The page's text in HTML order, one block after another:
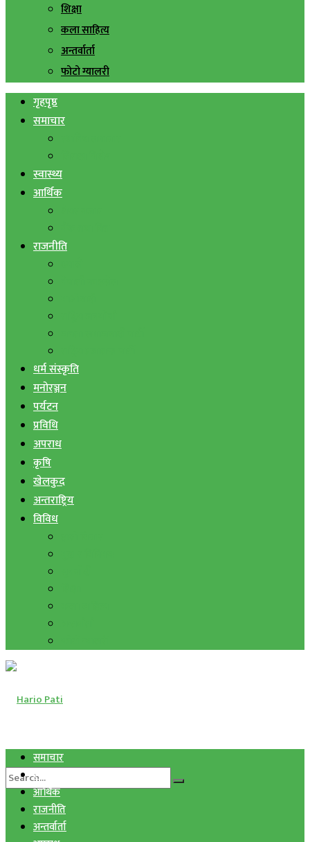
शिक्षा
कला साहित्य
अन्तर्वार्ता
फोटो ग्यालरी
गृहपृष्ठ
समाचार
स्वास्थ्य
आर्थिक
राजनीति
धर्म संस्कृति
मनोरञ्जन
पर्यटन
प्रविधि
अपराध
कृषि
खेलकुद
अन्तराष्ट्रिय
विविध
समाचार
स्वास्थ्य
आर्थिक
राजनीति
अन्तर्वार्ता